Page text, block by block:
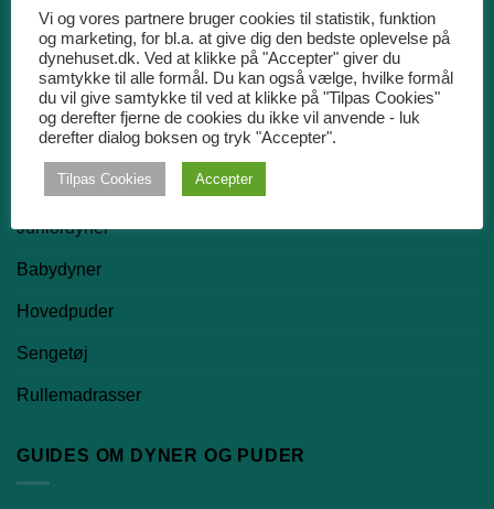
PRODUKTKATEGORIER
Dyner
Dundyner
Silkedyner
Juniordyner
Babydyner
Hovedpuder
Sengetøj
Rullemadrasser
GUIDES OM DYNER OG PUDER
Vi og vores partnere bruger cookies til statistik, funktion
og marketing, for bl.a. at give dig den bedste oplevelse på
dynehuset.dk. Ved at klikke på "Accepter" giver du
samtykke til alle formål. Du kan også vælge, hvilke formål
du vil give samtykke til ved at klikke på "Tilpas Cookies"
og derefter fjerne de cookies du ikke vil anvende - luk
derefter dialog boksen og tryk "Accepter".
Tilpas Cookies Accepter